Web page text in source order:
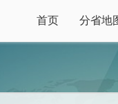
首页 分省地